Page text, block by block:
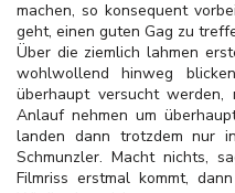
machen, so konsequent
geht, einen guten Gag zu
Über die ziemlich lahmen
wohlwollend hinweg
überhaupt versucht werden,
Anlauf nehmen um
landen dann trotzdem nur
Schmunzler. Macht nichts,
Filmriss erstmal kommt,